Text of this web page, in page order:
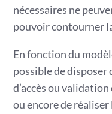
nécessaires ne
pouvoir contourner
En fonction du
possible de disposer
d’accès ou
ou encore de